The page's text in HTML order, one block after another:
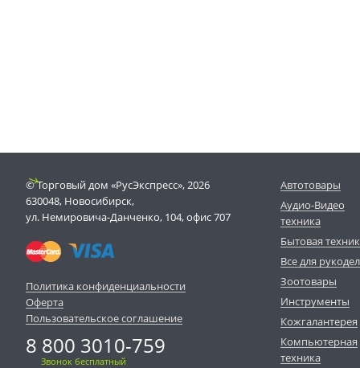
© Торговый дом «РусЭкспресс», 2026
630048, Новосибирск,
ул. Немировича-Данченко, 104, офис 707
Политика конфиденциальности
Оферта
Пользовательское соглашение
8 800 3010-759
Звонок бесплатный
Автотовары
Аудио-Видео
техника
Бытовая
Все для
Зоотовары
Инструменты
Кожгалантерея
Компьютерная
техника